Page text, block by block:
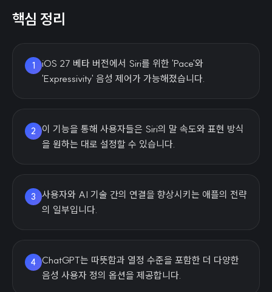
핵심 정리
1
iOS 27 베타 버전에서 Siri를 위한 'Pace'와
'Expressivity' 음성 제어가 가능해졌습니다.
2
이 기능을 통해 사용자들은 Siri의 말 속도와 표현 방식
을 원하는 대로 설정할 수 있습니다.
3
사용자와 AI 기술 간의 연결을 향상시키는 애플의 전략
의 일부입니다.
4
ChatGPT는 따뜻함과 열정 수준을 포함한 더 다양한
음성 사용자 정의 옵션을 제공합니다.